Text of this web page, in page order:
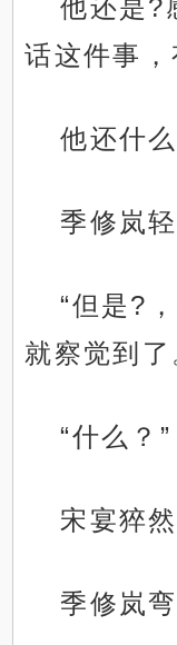
他还是?
话这件事，
他还什
季修岚
“但是?
就察觉到了
“什么？”
宋宴猝然
季修岚